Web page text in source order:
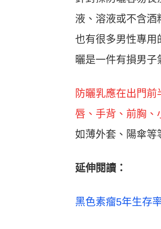
液、溶液或不含酒
也有很多男性專用
曬是一件有損男子
防曬乳應在出門
唇、手背、前胸、
如薄外套、陽傘等
延伸閱讀：
黑色素瘤5年生存